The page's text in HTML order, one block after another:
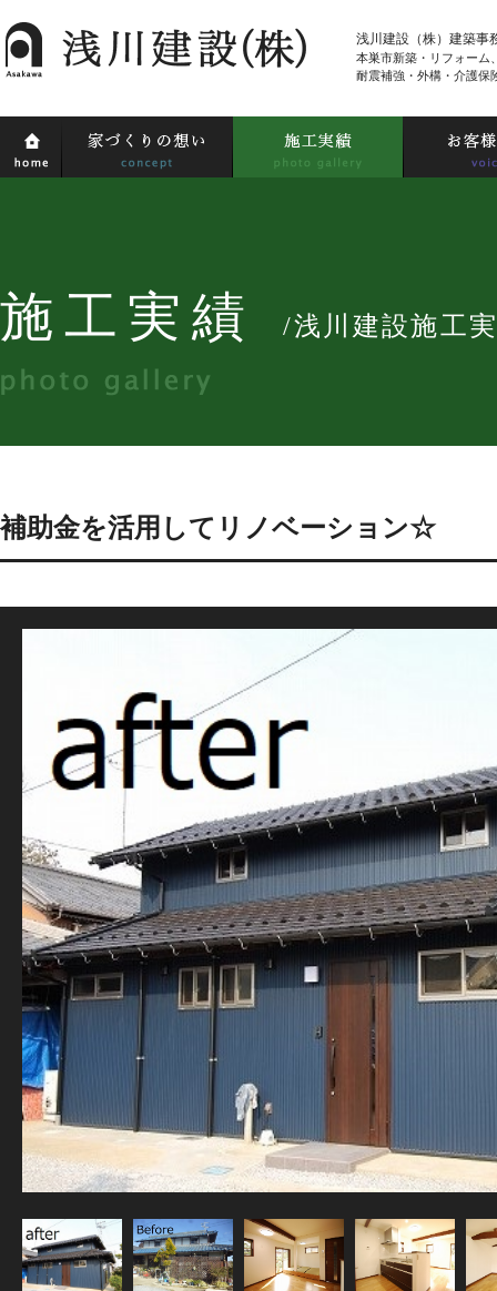
浅川建設（株）建築事
本巣市新築・リフォーム
耐震補強・外構・介護保
施工実績 /浅川建設施工
補助金を活用してリノベーション☆